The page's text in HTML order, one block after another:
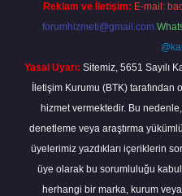
Reklam ve İletişim: E-mail:
forumhizmeti@gmail.com
Yasal Uyarı: Sitemiz, 5651 Sayılı
İletişim Kurumu (BTK) tarafından
hizmet vermektedir. Bu
denetleme veya araştırma
üyelerimiz yazdıkları içeriklerin
üye olarak bu sorumluluğu kabul
herhangi bir marka, kurum